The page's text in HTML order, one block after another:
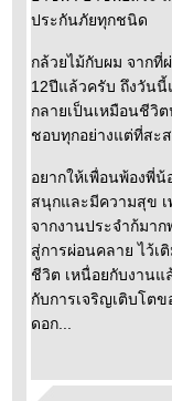
ประกันภัยทุกชนิด
กล้วยไม้กับผม จาก
12ปีแล้วครับ ถึงวันนี้
กลายเป็นเหมือนชีวิ
ชอบทุกอย่างแต่ที่สะ
อยากให้เพื่อนพ้องพี่น้
สนุกและมีความสุข
จากงานประจำก้มาก
สู่การผ่อนคลาย ไว้เ
ชีวิต เหนื่อยกับงาน
กับการเจริญเติบโต
ดอก...